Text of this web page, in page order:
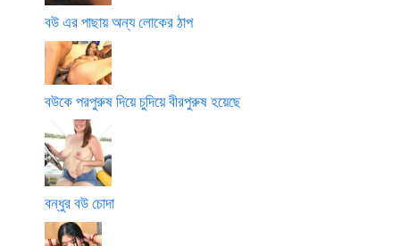
বউ এর পাছায় অন্য লোকের ঠাপ
বউকে পরপুরুষ দিয়ে চুদিয়ে বীরপুরুষ হয়েছে
বন্ধুর বউ চোদা